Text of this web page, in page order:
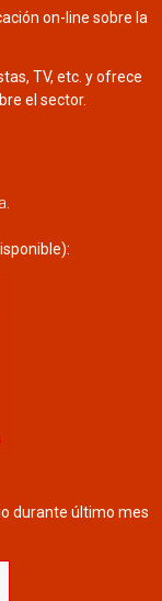
on-line sobre la
TV, etc. y ofrece
el sector.
.
durante último mes